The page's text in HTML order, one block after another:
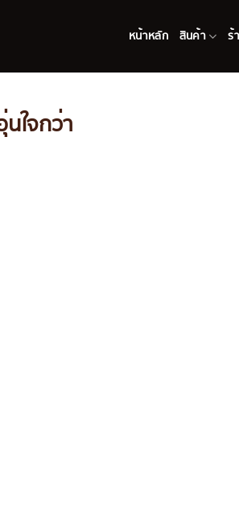
หน้าหลัก สินค้า ร้
ใจกว่า